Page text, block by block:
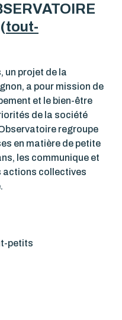
tout-
un projet de la
a pour mission de
et le bien-être
de la société
regroupe
en matière de petite
les communique et
actions collectives
petits